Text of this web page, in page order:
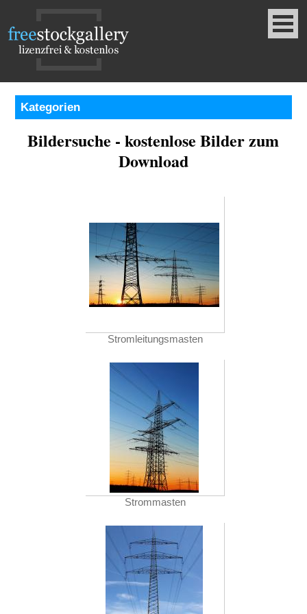
Kategorien
Bildersuche - kostenlose Bilder zum
Download
Stromleitungsmasten
Strommasten